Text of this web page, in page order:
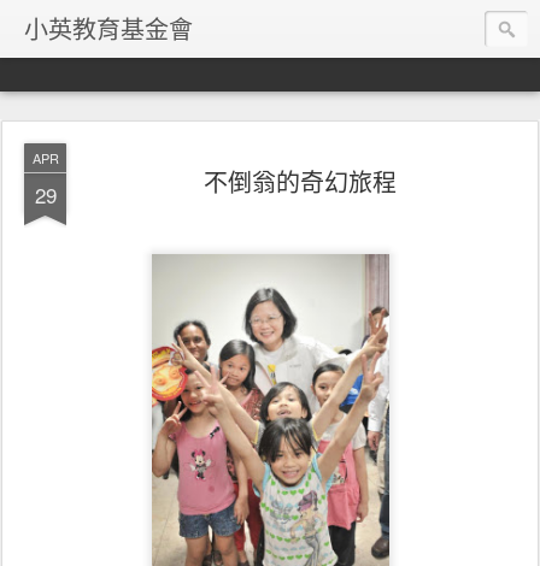
小英教育基金會
APR
29 不倒翁的奇幻旅程